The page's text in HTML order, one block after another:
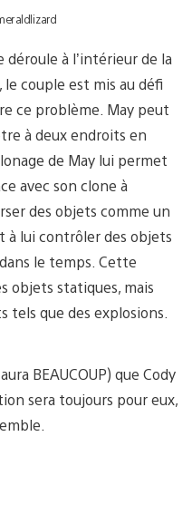
déroule à l’intérieur de la
couple est mis au défi
ce problème. May peut
à deux endroits en
de May lui permet
avec son clone à
des objets comme un
à lui contrôler des objets
le temps. Cette
objets statiques, mais
tels que des explosions.
BEAUCOUP) que Cody
sera toujours pour eux,